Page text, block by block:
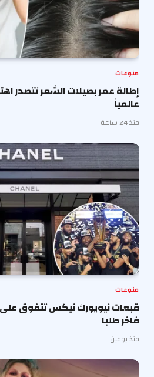
منوعات
إطالة عمر بصيلات الشعر تتصدر
عالمياً
منذ 24 ساعة
منوعات
قبعات نيويورك نيكس تتفوق
فاخر طلبا
منذ يومين